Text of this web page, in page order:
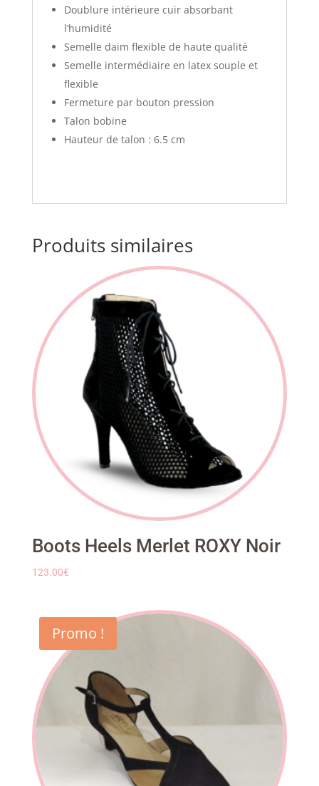
Doublure intérieure cuir absorbant
l’humidité
Semelle daim flexible de haute qualité
Semelle intermédiaire en latex souple et
flexible
Fermeture par bouton pression
Talon bobine
Hauteur de talon : 6.5 cm
Produits similaires
Boots Heels Merlet ROXY Noir
123.00€
Promo !